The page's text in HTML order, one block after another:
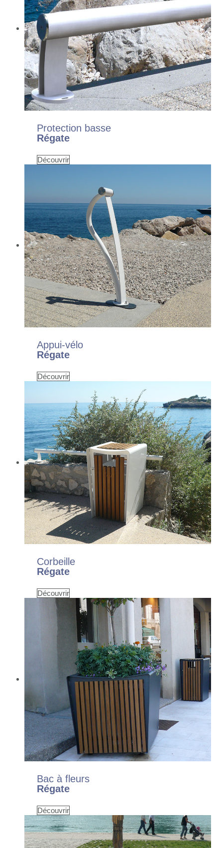
Protection basse
Régate
Découvrir
Appui-vélo
Régate
Découvrir
Corbeille
Régate
Découvrir
Bac à fleurs
Régate
Découvrir